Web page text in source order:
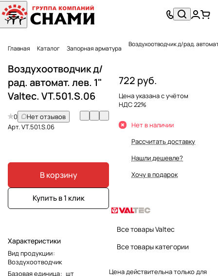
Главная Каталог Запорная арматура Воздухоотводчик д/рад.
Воздухоотводчик д/
рад. автомат. лев. 1"
Valtec. VT.501.S.06
0
Нет отзывов
Арт.VT.501.S.06
В корзину
Купить в 1 клик
Характеристики
Вид продукции:
Воздухоотводчик
Базовая единица: шт
722 руб.
Цена указана с учётом
НДС 22%
Нет в наличии
Рассчитать доставку
Нашли дешевле?
Хочу в подарок
Все товары Valtec
Все товары категории
Цена действительна только для